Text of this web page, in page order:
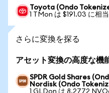
Toyota (Ondo
1 TMon は $191.03 に相当
さらに変換を探る
アセット変換の高度な機
SPDR Gold Shares
Nordisk (Ondo
1 GLDon は 8.2772